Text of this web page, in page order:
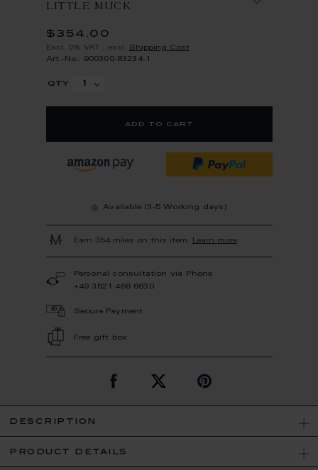
LITTLE MUCK
$354.00
Excl. 0% VAT excl. Shipping Cost
Art.-No.: 900300-83234-1
qty
add to cart
Available (3-5 Working days)
Earn 354 miles on this item. Learn more
Personal consultation via Phone
+49 3521 468 6630
Secure Payment
Free gift box
description
product details